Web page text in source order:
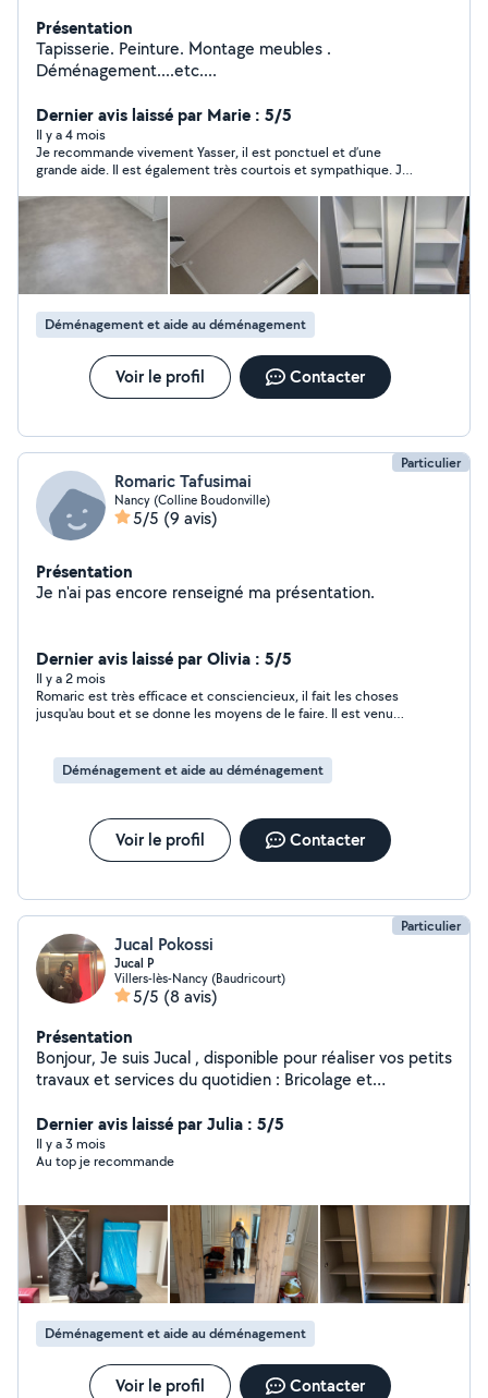
Présentation
Tapisserie. Peinture. Montage meubles .
Déménagement....etc....
Dernier avis laissé par Marie : 5/5
Il y a 4 mois
Je recommande vivement Yasser, il est ponctuel et d’une
grande aide. Il est également très courtois et sympathique. Je
Déménagement et aide au déménagement
Voir le profil Contacter
Particulier
Romaric Tafusimai
Nancy (Colline Boudonville)
5/5 (9 avis)
Présentation
Je n'ai pas encore renseigné ma présentation.
Dernier avis laissé par Olivia : 5/5
Il y a 2 mois
Romaric est très efficace et consciencieux, il fait les choses
jusqu'au bout et se donne les moyens de le faire. Il est venu
toi !! J'oublierai pas.
Déménagement et aide au déménagement
Voir le profil Contacter
Particulier
Jucal Pokossi
Jucal P
Villers-lès-Nancy (Baudricourt)
5/5 (8 avis)
Présentation
Bonjour, Je suis Jucal , disponible pour réaliser vos petits
travaux et services du quotidien : Bricolage et
déménagement Autres services selon vos besoins
Organisé, rigoureux et à l'écoute, je veille toujours à la
satisfaction des personnes qui me font confiance.
votre projet.
Dernier avis laissé par Julia : 5/5
Il y a 3 mois
Au top je recommande
Déménagement et aide au déménagement
Voir le profil Contacter